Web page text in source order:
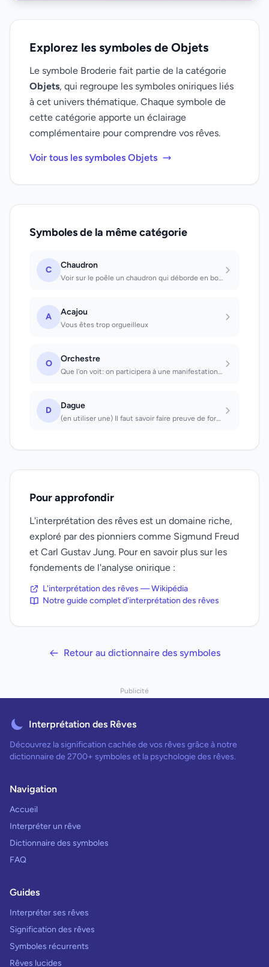
Explorez les symboles de Objets
Le symbole Broderie fait partie de la catégorie
Objets, qui regroupe les symboles oniriques liés
à cet univers thématique. Chaque symbole de
cette catégorie apporte un éclairage
complémentaire pour comprendre vos rêves.
Voir tous les symboles Objets
Symboles de la même catégorie
C Chaudron
Voir sur le poêle un chaudron qui déborde en bouillant : vive agitation. Que l'o...
A Acajou
Vous êtes trop orgueilleux
O Orchestre
Que l'on voit: on participera à une manifestation d'une certaine importance. Dan...
D Dague
(en utiliser une) Il faut savoir faire preuve de force pour obtenir ce que l'on...
Pour approfondir
L'interprétation des rêves est un domaine riche,
exploré par des pionniers comme Sigmund Freud
et Carl Gustav Jung. Pour en savoir plus sur les
fondements de l'analyse onirique :
L'interprétation des rêves — Wikipédia
Notre guide complet d'interprétation des rêves
Retour au dictionnaire des symboles
Publicité
Interprétation des Rêves
Découvrez la signification cachée de vos rêves grâce à notre
dictionnaire de 2700+ symboles et la psychologie des rêves.
Navigation
Accueil
Interpréter un rêve
Dictionnaire des symboles
FAQ
Guides
Interpréter ses rêves
Signification des rêves
Symboles récurrents
Rêves lucides